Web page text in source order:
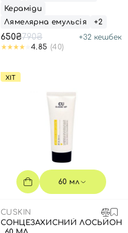
Кераміди
Лямелярна емульсія
+2
650₴790₴ +32 кешбек
4.85 (40)
ХІТ
60 мл
CUSKIN
СОНЦЕЗАХИСНИЙ ЛОСЬЙОН